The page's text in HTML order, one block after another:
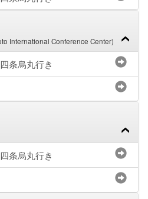
International Conference Center)
条烏丸行き
条烏丸行き